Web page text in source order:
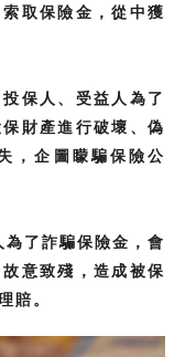
取保險金，從中獲
保人、受益人為了
財產進行破壞、偽
，企圖矇騙保險公
為了詐騙保險金，會
意致殘，造成被保
賠。